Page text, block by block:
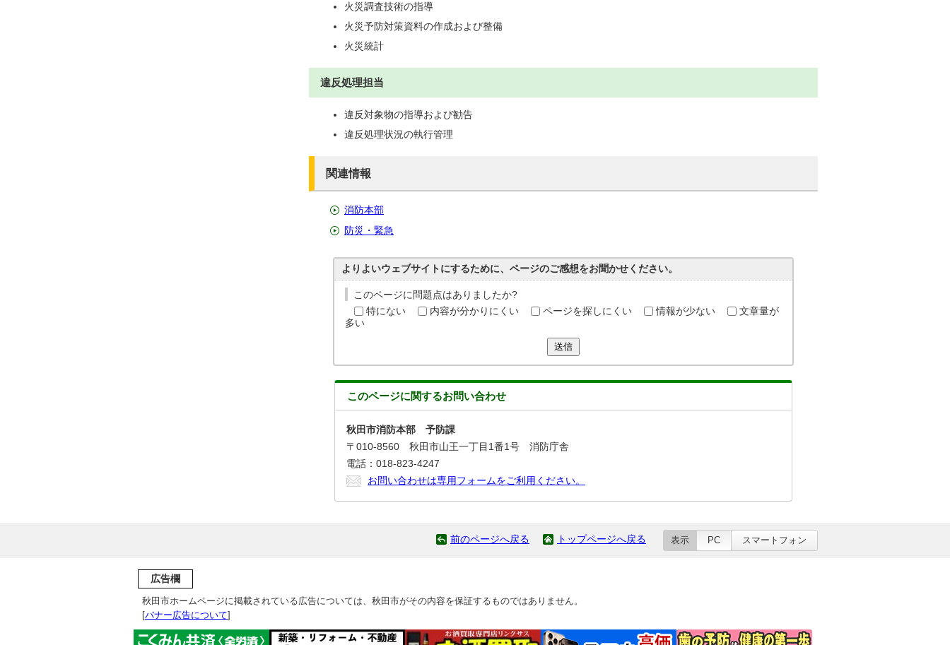
火災調査技術の指導
火災予防対策資料の作成および整備
火災統計
違反処理担当
違反対象物の指導および勧告
違反処理状況の執行管理
関連情報
消防本部
防災・緊急
よりよいウェブサイトにするために、ページのご感想をお聞かせください。
このページに問題点はありましたか?
特にない
内容が分かりにくい ページを探しにくい 情報が少ない
文章量が
多い
送信
このページに関するお問い合わせ
秋田市消防本部 予防課
〒010-8560 秋田市山王一丁目1番1号 消防庁舎
電話：018-823-4247
お問い合わせは専用フォームをご利用ください。
前のページへ戻る トップページへ戻る 表示 PC スマートフォン
広告欄
秋田市ホームページに掲載されている広告については、秋田市がその内容を保証するものではありません。
[バナー広告について]